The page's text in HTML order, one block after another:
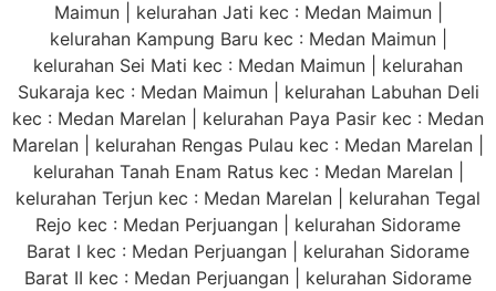
Maimun | kelurahan Jati kec : Medan Maimun |
kelurahan Kampung Baru kec : Medan Maimun |
kelurahan Sei Mati kec : Medan Maimun | kelurahan
Sukaraja kec : Medan Maimun | kelurahan Labuhan Deli
kec : Medan Marelan | kelurahan Paya Pasir kec : Medan
Marelan | kelurahan Rengas Pulau kec : Medan Marelan |
kelurahan Tanah Enam Ratus kec : Medan Marelan |
kelurahan Terjun kec : Medan Marelan | kelurahan Tegal
Rejo kec : Medan Perjuangan | kelurahan Sidorame
Barat I kec : Medan Perjuangan | kelurahan Sidorame
Barat II kec : Medan Perjuangan | kelurahan Sidorame